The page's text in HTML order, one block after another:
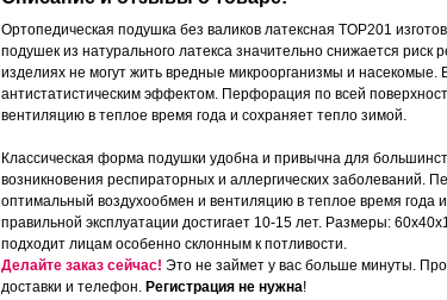
Ортопедическая подушка без валиков латексная TOP201
подушек из натурального латекса значительно снижается риск
изделиях не могут жить вредные микроорганизмы и
антистатистическим эффектом. Перфорация по всей
вентиляцию в теплое время года и сохраняет тепло зимой.
Классическая форма подушки удобна и привычна для
возникновения респираторных и аллергических заболеваний.
оптимальный воздухообмен и вентиляцию в теплое время года
правильной эксплуатации достигает 10-15 лет. Размеры:
подходит лицам особенно склонным к потливости.
Делайте заказ сейчас! Это не займет у вас больше минуты.
доставки и телефон. Регистрация не нужна!